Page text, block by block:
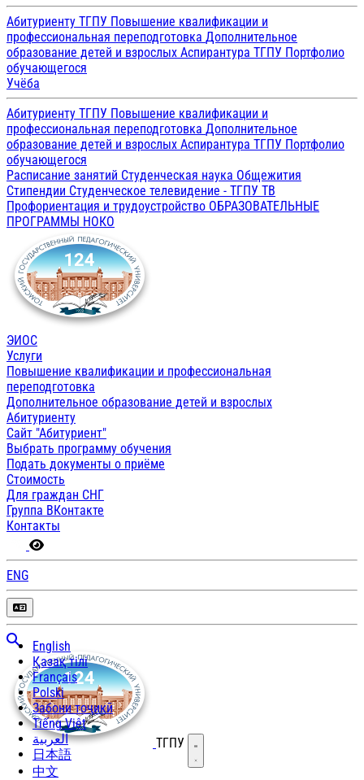
Абитуриенту ТГПУ Повышение квалификации и
профессиональная переподготовка Дополнительное
образование детей и взрослых Аспирантура ТГПУ Портфолио
обучающегося
Учёба
Абитуриенту ТГПУ Повышение квалификации и
профессиональная переподготовка Дополнительное
образование детей и взрослых Аспирантура ТГПУ Портфолио
обучающегося
Расписание занятий Студенческая наука Общежития
Стипендии Студенческое телевидение - ТГПУ ТВ
Профориентация и трудоустройство ОБРАЗОВАТЕЛЬНЫЕ
ПРОГРАММЫ НОКО
ЭИОС
Услуги
Повышение квалификации и профессиональная
переподготовка
Дополнительное образование детей и взрослых
Абитуриенту
Сайт "Абитуриент"
Выбрать программу обучения
Подать документы о приёме
Стоимость
Для граждан СНГ
Группа ВКонтакте
Контакты
ENG
English
Қазақ тілі
Français
Polski
Забони тоҷикӣ
Tiếng Việt
العربية
日本語
中文
ТГПУ Открыть меню